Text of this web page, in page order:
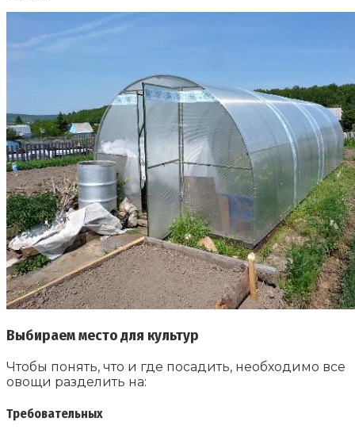
Выбираем место для культур
Чтобы понять, что и где посадить, необходимо все
овощи разделить на:
Требовательных